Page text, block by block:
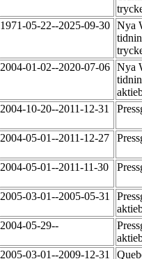
1971-05-22--2025-09-30 Nya
2004-01-02--2020-07-06 Nya
2004-10-20--2011-12-31
2004-05-01--2011-12-27
2004-05-01--2011-11-30
2005-03-01--2005-05-31
2004-05-29--
2005-03-01--2009-12-31